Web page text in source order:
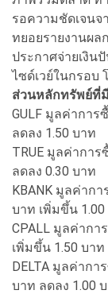
รอความชัดเจนจ
ทยอยรายงานผล
ประกาศจ่ายเงิน
ไซด์เวย์ในกรอบ
ส่วนหลักทรัพย์ที่
GULF มูลค่าการ
ลดลง 1.50 บาท
TRUE มูลค่ากา
ลดลง 0.30 บาท
KBANK มูลค่าก
บาท เพิ่มขึ้น 1.00
CPALL มูลค่ากา
เพิ่มขึ้น 1.50 บาท
DELTA มูลค่ากา
บาท ลดลง 1.00